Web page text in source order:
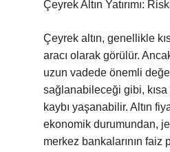
Çeyrek Altın Yatırımı:
Çeyrek altın, genellikle
aracı olarak görülür.
uzun vadede önemli
sağlanabileceği gibi,
kaybı yaşanabilir. Altın
ekonomik durumundan,
merkez bankalarının faiz